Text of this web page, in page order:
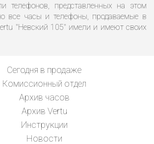
телефонов, представленных на этом
все часы и телефоны, продаваемые в
"Невский 105" имели и имеют своих
Сегодня в продаже
Комиссионный отдел
Архив часов
Архив Vertu
Инструкции
Новости